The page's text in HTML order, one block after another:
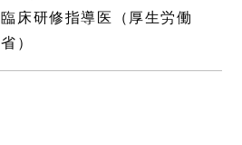
臨床研修指導医（厚生労働
省）